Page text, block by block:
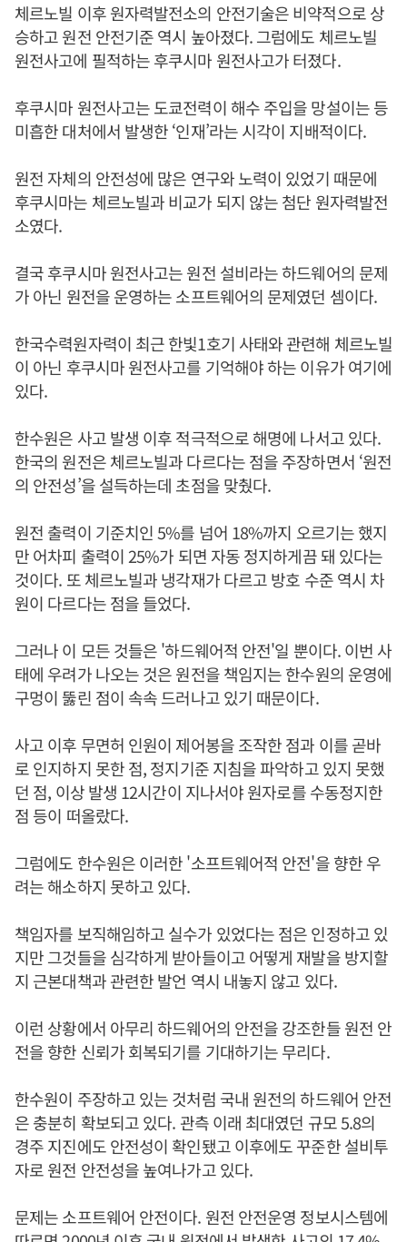
체르노빌 이후 원자력발전소의 안전기술은 비약적으로 상
승하고 원전 안전기준 역시 높아졌다. 그럼에도 체르노빌
원전사고에 필적하는 후쿠시마 원전사고가 터졌다.
후쿠시마 원전사고는 도쿄전력이 해수 주입을 망설이는 등
미흡한 대처에서 발생한 ‘인재’라는 시각이 지배적이다.
원전 자체의 안전성에 많은 연구와 노력이 있었기 때문에
후쿠시마는 체르노빌과 비교가 되지 않는 첨단 원자력발전
소였다.
결국 후쿠시마 원전사고는 원전 설비라는 하드웨어의 문제
가 아닌 원전을 운영하는 소프트웨어의 문제였던 셈이다.
한국수력원자력이 최근 한빛1호기 사태와 관련해 체르노빌
이 아닌 후쿠시마 원전사고를 기억해야 하는 이유가 여기에
있다.
한수원은 사고 발생 이후 적극적으로 해명에 나서고 있다.
한국의 원전은 체르노빌과 다르다는 점을 주장하면서 ‘원전
의 안전성’을 설득하는데 초점을 맞췄다.
원전 출력이 기준치인 5%를 넘어 18%까지 오르기는 했지
만 어차피 출력이 25%가 되면 자동 정지하게끔 돼 있다는
것이다. 또 체르노빌과 냉각재가 다르고 방호 수준 역시 차
원이 다르다는 점을 들었다.
그러나 이 모든 것들은 '하드웨어적 안전'일 뿐이다. 이번 사
태에 우려가 나오는 것은 원전을 책임지는 한수원의 운영에
구멍이 뚫린 점이 속속 드러나고 있기 때문이다.
사고 이후 무면허 인원이 제어봉을 조작한 점과 이를 곧바
로 인지하지 못한 점, 정지기준 지침을 파악하고 있지 못했
던 점, 이상 발생 12시간이 지나서야 원자로를 수동정지한
점 등이 떠올랐다.
그럼에도 한수원은 이러한 '소프트웨어적 안전'을 향한 우
려는 해소하지 못하고 있다.
책임자를 보직해임하고 실수가 있었다는 점은 인정하고 있
지만 그것들을 심각하게 받아들이고 어떻게 재발을 방지할
지 근본대책과 관련한 발언 역시 내놓지 않고 있다.
이런 상황에서 아무리 하드웨어의 안전을 강조한들 원전 안
전을 향한 신뢰가 회복되기를 기대하기는 무리다.
한수원이 주장하고 있는 것처럼 국내 원전의 하드웨어 안전
은 충분히 확보되고 있다. 관측 이래 최대였던 규모 5.8의
경주 지진에도 안전성이 확인됐고 이후에도 꾸준한 설비투
자로 원전 안전성을 높여나가고 있다.
문제는 소프트웨어 안전이다. 원전 안전운영 정보시스템에